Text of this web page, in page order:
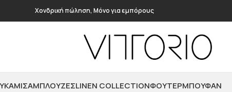
Χονδρική πώληση, Μόνο για εμπόρους
ΜΠΛΟΎΖΕΣLINEN COLLECTIONΦΟΎΤΕΡΜΠΟΥΦΆΝ